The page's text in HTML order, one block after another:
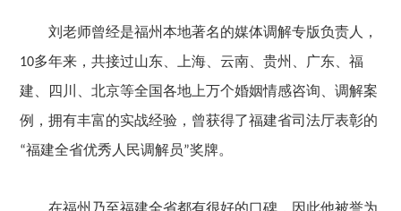
刘老师曾经是福州本地著名的媒体调解专版负责人，
10多年来，共接过山东、上海、云南、贵州、广东、福
建、四川、北京等全国各地上万个婚姻情感咨询、调解案
例，拥有丰富的实战经验，曾获得了福建省司法厅表彰的
“福建全省优秀人民调解员”奖牌。
在福州乃至福建全省都有很好的口碑，因此他被誉为